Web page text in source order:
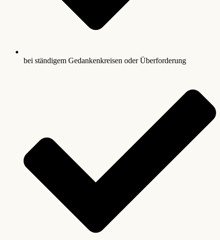
bei ständigem Gedankenkreisen oder Überforderung